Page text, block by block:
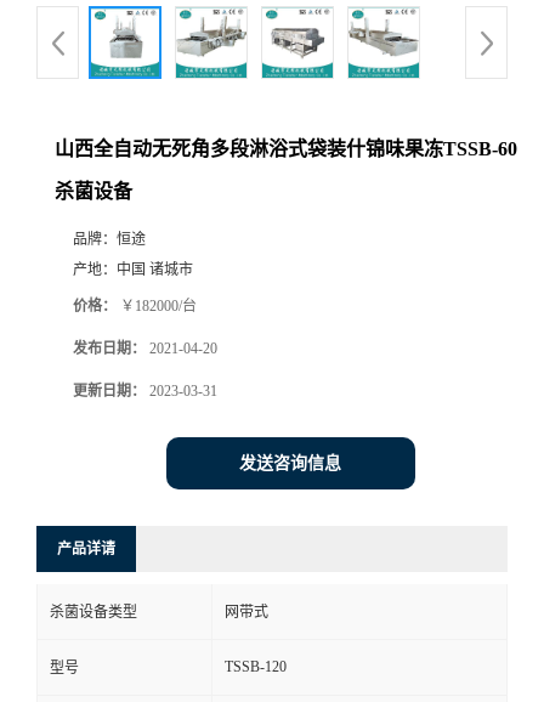
山西全自动无死角多段淋浴式袋装什锦味果冻TSSB-60
杀菌设备
品牌： 恒途
产地： 中国 诸城市
价格： ￥182000/台
发布日期： 2021-04-20
更新日期： 2023-03-31
发送咨询信息
产品详请
杀菌设备类型 网带式
型号 TSSB-120